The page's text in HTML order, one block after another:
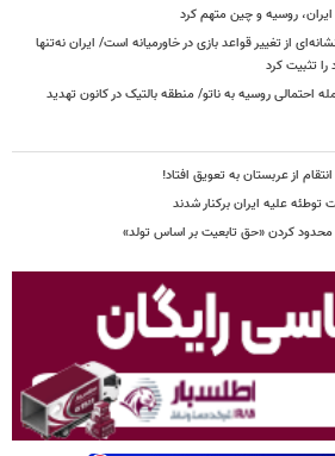
ایران، روسیه و چین متهم کرد
از تغییر قواعد بازی در خاورمیانه است/ ایران نه‌تنها
تثبیت کرد
احتمالی روسیه به ناتو/ منطقه بالتیک در کانون تهدید
از عربستان به تعویق افتاد!
محدود کردن «حق تابعیت بر اساس تولد»